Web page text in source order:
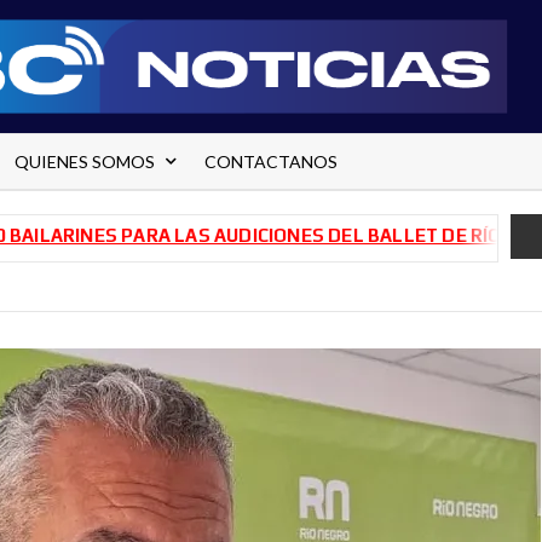
QUIENES SOMOS CONTACTANOS
PARA LAS AUDICIONES DEL BALLET DE RÍO NEGRO